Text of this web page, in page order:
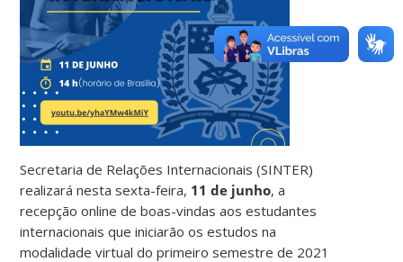
Secretaria de Relações Internacionais (SINTER)
realizará nesta sexta-feira, 11 de junho, a
recepção online de boas-vindas aos estudantes
internacionais que iniciarão os estudos na
modalidade virtual do primeiro semestre de 2021